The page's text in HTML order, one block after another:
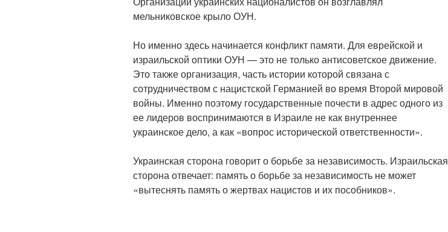
мельниковское крыло ОУН.
Но именно здесь начинается конфликт памяти. Для еврейской и
израильской оптики ОУН — это не только антисоветское движение.
Это также организация, часть истории которой связана с
сотрудничеством с нацистской Германией во время Второй мировой
войны. Именно поэтому государственные почести в адрес одного из
ее лидеров воспринимаются в Израиле не как внутреннее
украинское дело, а как «вопрос исторической ответственности».
Украинская сторона говорит о борьбе за независимость. Израильская
сторона отвечает: память о борьбе за независимость не может
«вытеснять память о жертвах нацистов и их пособников».